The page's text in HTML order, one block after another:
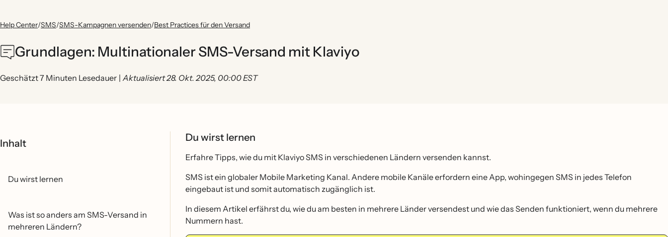
Help Center/SMS/SMS-Kampagnen versenden/Best Practices für den Versand
Grundlagen: Multinationaler SMS-Versand mit Klaviyo
Geschätzt 7 Minuten Lesedauer | Aktualisiert 28. Okt. 2025, 00:00 EST
Inhalt
Du wirst lernen
Was ist so anders am SMS-Versand in
mehreren Ländern?
Du wirst lernen
Erfahre Tipps, wie du mit Klaviyo SMS in verschiedenen Ländern versenden kannst.
SMS ist ein globaler Mobile Marketing Kanal. Andere mobile Kanäle erfordern eine App, wohingegen SMS in jedes Telefon
eingebaut ist und somit automatisch zugänglich ist.
In diesem Artikel erfährst du, wie du am besten in mehrere Länder versendest und wie das Senden funktioniert, wenn du mehrere
Nummern hast.